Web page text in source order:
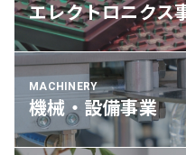
エレクトロニクス
MACHINERY
機械・設備事業